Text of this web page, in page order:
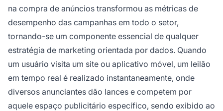
na compra de anúncios transformou as métricas de
desempenho das campanhas em todo o setor,
tornando-se um componente essencial de qualquer
estratégia de marketing orientada por dados. Quando
um usuário visita um site ou aplicativo móvel, um leilão
em tempo real é realizado instantaneamente, onde
diversos anunciantes dão lances e competem por
aquele espaço publicitário específico, sendo exibido ao